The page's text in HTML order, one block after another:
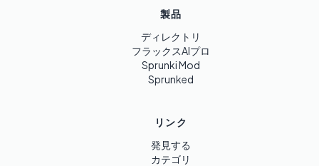
製品
ディレクトリ
フラックスAIプロ
Sprunki Mod
Sprunked
リンク
発見する
カテゴリ